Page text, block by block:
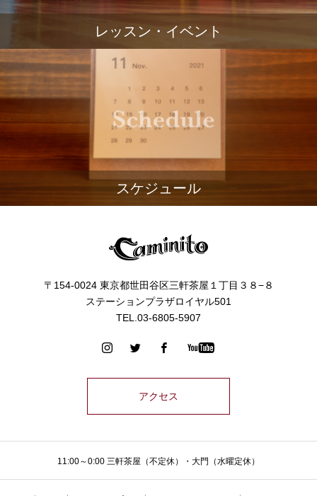
レッスン・イベント
スケジュール
〒154-0024 東京都世田谷区三軒茶屋１丁目３８−８
ステーションプラザロイヤル501
TEL.03-6805-5907
アクセス
11:00～0:00 三軒茶屋（不定休）・大門（水曜定休）